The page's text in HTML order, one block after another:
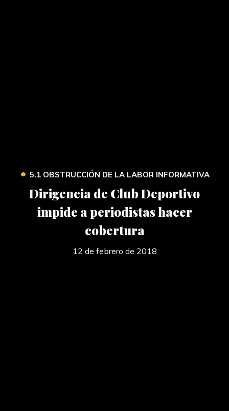
• 5.1 OBSTRUCCIÓN DE LA LABOR INFORMATIVA
Dirigencia de Club Deportivo
impide a periodistas hacer
cobertura
12 de febrero de 2018